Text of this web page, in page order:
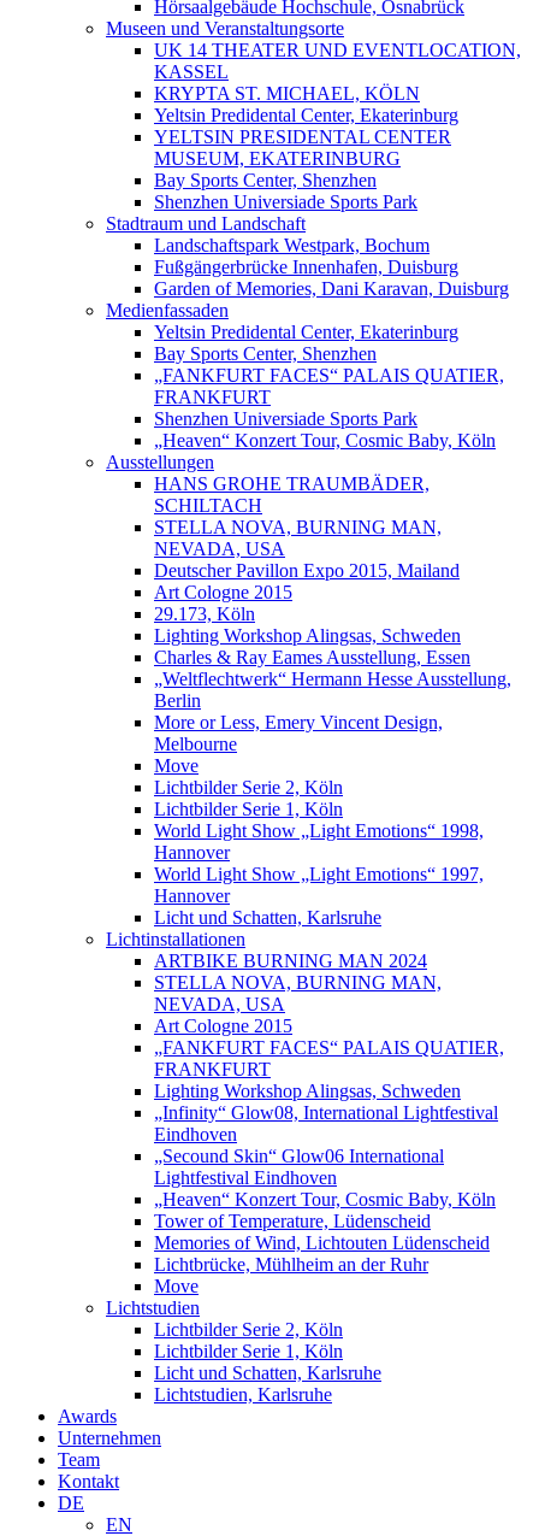
Hörsaalgebäude Hochschule, Osnabrück
Museen und Veranstaltungsorte
UK 14 THEATER UND EVENTLOCATION,
KASSEL
KRYPTA ST. MICHAEL, KÖLN
Yeltsin Predidental Center, Ekaterinburg
YELTSIN PRESIDENTAL CENTER
MUSEUM, EKATERINBURG
Bay Sports Center, Shenzhen
Shenzhen Universiade Sports Park
Stadtraum und Landschaft
Landschaftspark Westpark, Bochum
Fußgängerbrücke Innenhafen, Duisburg
Garden of Memories, Dani Karavan, Duisburg
Medienfassaden
Yeltsin Predidental Center, Ekaterinburg
Bay Sports Center, Shenzhen
„FANKFURT FACES“ PALAIS QUATIER,
FRANKFURT
Shenzhen Universiade Sports Park
„Heaven“ Konzert Tour, Cosmic Baby, Köln
Ausstellungen
HANS GROHE TRAUMBÄDER,
SCHILTACH
STELLA NOVA, BURNING MAN,
NEVADA, USA
Deutscher Pavillon Expo 2015, Mailand
Art Cologne 2015
29.173, Köln
Lighting Workshop Alingsas, Schweden
Charles & Ray Eames Ausstellung, Essen
„Weltflechtwerk“ Hermann Hesse Ausstellung,
Berlin
More or Less, Emery Vincent Design,
Melbourne
Move
Lichtbilder Serie 2, Köln
Lichtbilder Serie 1, Köln
World Light Show „Light Emotions“ 1998,
Hannover
World Light Show „Light Emotions“ 1997,
Hannover
Licht und Schatten, Karlsruhe
Lichtinstallationen
ARTBIKE BURNING MAN 2024
STELLA NOVA, BURNING MAN,
NEVADA, USA
Art Cologne 2015
„FANKFURT FACES“ PALAIS QUATIER,
FRANKFURT
Lighting Workshop Alingsas, Schweden
„Infinity“ Glow08, International Lightfestival
Eindhoven
„Secound Skin“ Glow06 International
Lightfestival Eindhoven
„Heaven“ Konzert Tour, Cosmic Baby, Köln
Tower of Temperature, Lüdenscheid
Memories of Wind, Lichtouten Lüdenscheid
Lichtbrücke, Mühlheim an der Ruhr
Move
Lichtstudien
Lichtbilder Serie 2, Köln
Lichtbilder Serie 1, Köln
Licht und Schatten, Karlsruhe
Lichtstudien, Karlsruhe
Awards
Unternehmen
Team
Kontakt
DE
EN